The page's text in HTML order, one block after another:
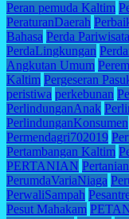
Peran pemuda Kaltim
PeraturanDaerah
Bahasa Perda Pariwisata
PerdaLingkungan
Angkutan Umum
Kaltim Pergeseran
peristiwa perkebunan
PerlindunganAnak
PerlindunganKonsumen
Permendagri702019
Pertambangan Kaltim
PERTANIAN
PerumdaVariaNiaga
PerwaliSampah
Pesut Mahakam